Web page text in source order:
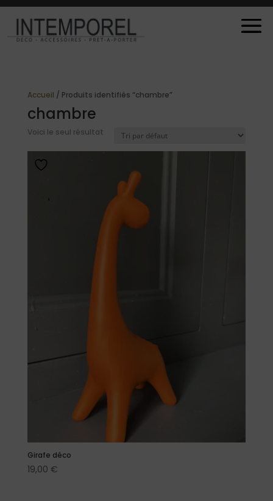
Accueil / Produits identifiés “chambre”
chambre
Voici le seul résultat
Girafe déco
19,00 €